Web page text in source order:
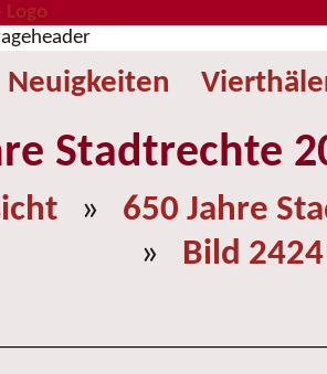
Neuigkeiten
Stadtrechte
» 650 Jahre
» Bild 2424